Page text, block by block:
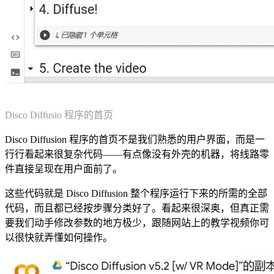
Disco Diffusio 程序的首页
Disco Diffusion 程序的首页不是我们熟悉的用户界面，而是一
行行看起来很复杂代码——有点像没有外壳的机器，将线路零
件直接呈现在用户面前了。
这些代码就是 Disco Diffusion 整个程序运行下来的所需的全部
代码，而且都已经按步骤分类好了。看起来很深奥，但真正需
要我们动手修改参数的地方极少，跟随网站上的教学视频你可
以很快就弄懂如何操作。